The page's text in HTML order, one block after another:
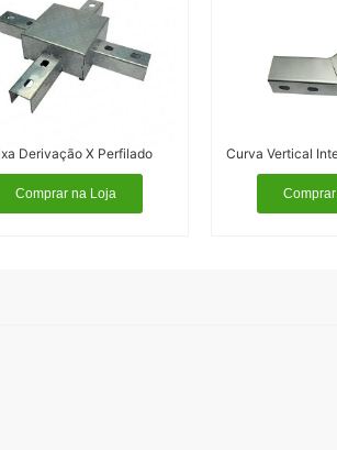
Derivação X Perfilado
Comprar na Loja
Curva Vertical